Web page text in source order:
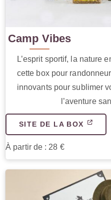
Camp Vibes
L’esprit sportif, la nature
cette box pour
innovants pour sublimer
l’aventure
SITE DE LA BOX
À partir de : 28 €